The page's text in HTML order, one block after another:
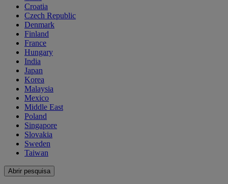
Croatia
Czech Republic
Denmark
Finland
France
Hungary
India
Japan
Korea
Malaysia
Mexico
Middle East
Poland
Singapore
Slovakia
Sweden
Taiwan
Abrir pesquisa